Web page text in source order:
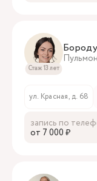
Стаж 13 лет
ул. Красная, д. 68
запись по
oт 7 000 ₽